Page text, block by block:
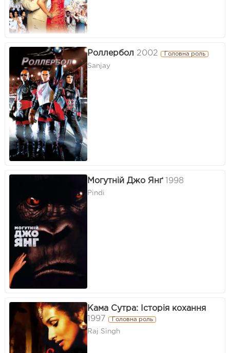
Роллербол 2002 Головна роль
Sanjay
Могутній Джо Янґ 1998
Pindi
Кама Сутра: Історія кохання
1997
Головна роль
Raj Singh